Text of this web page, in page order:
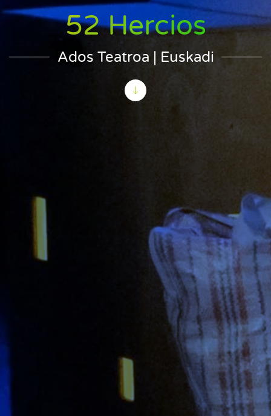
52 Hercios
Ados Teatroa | Euskadi